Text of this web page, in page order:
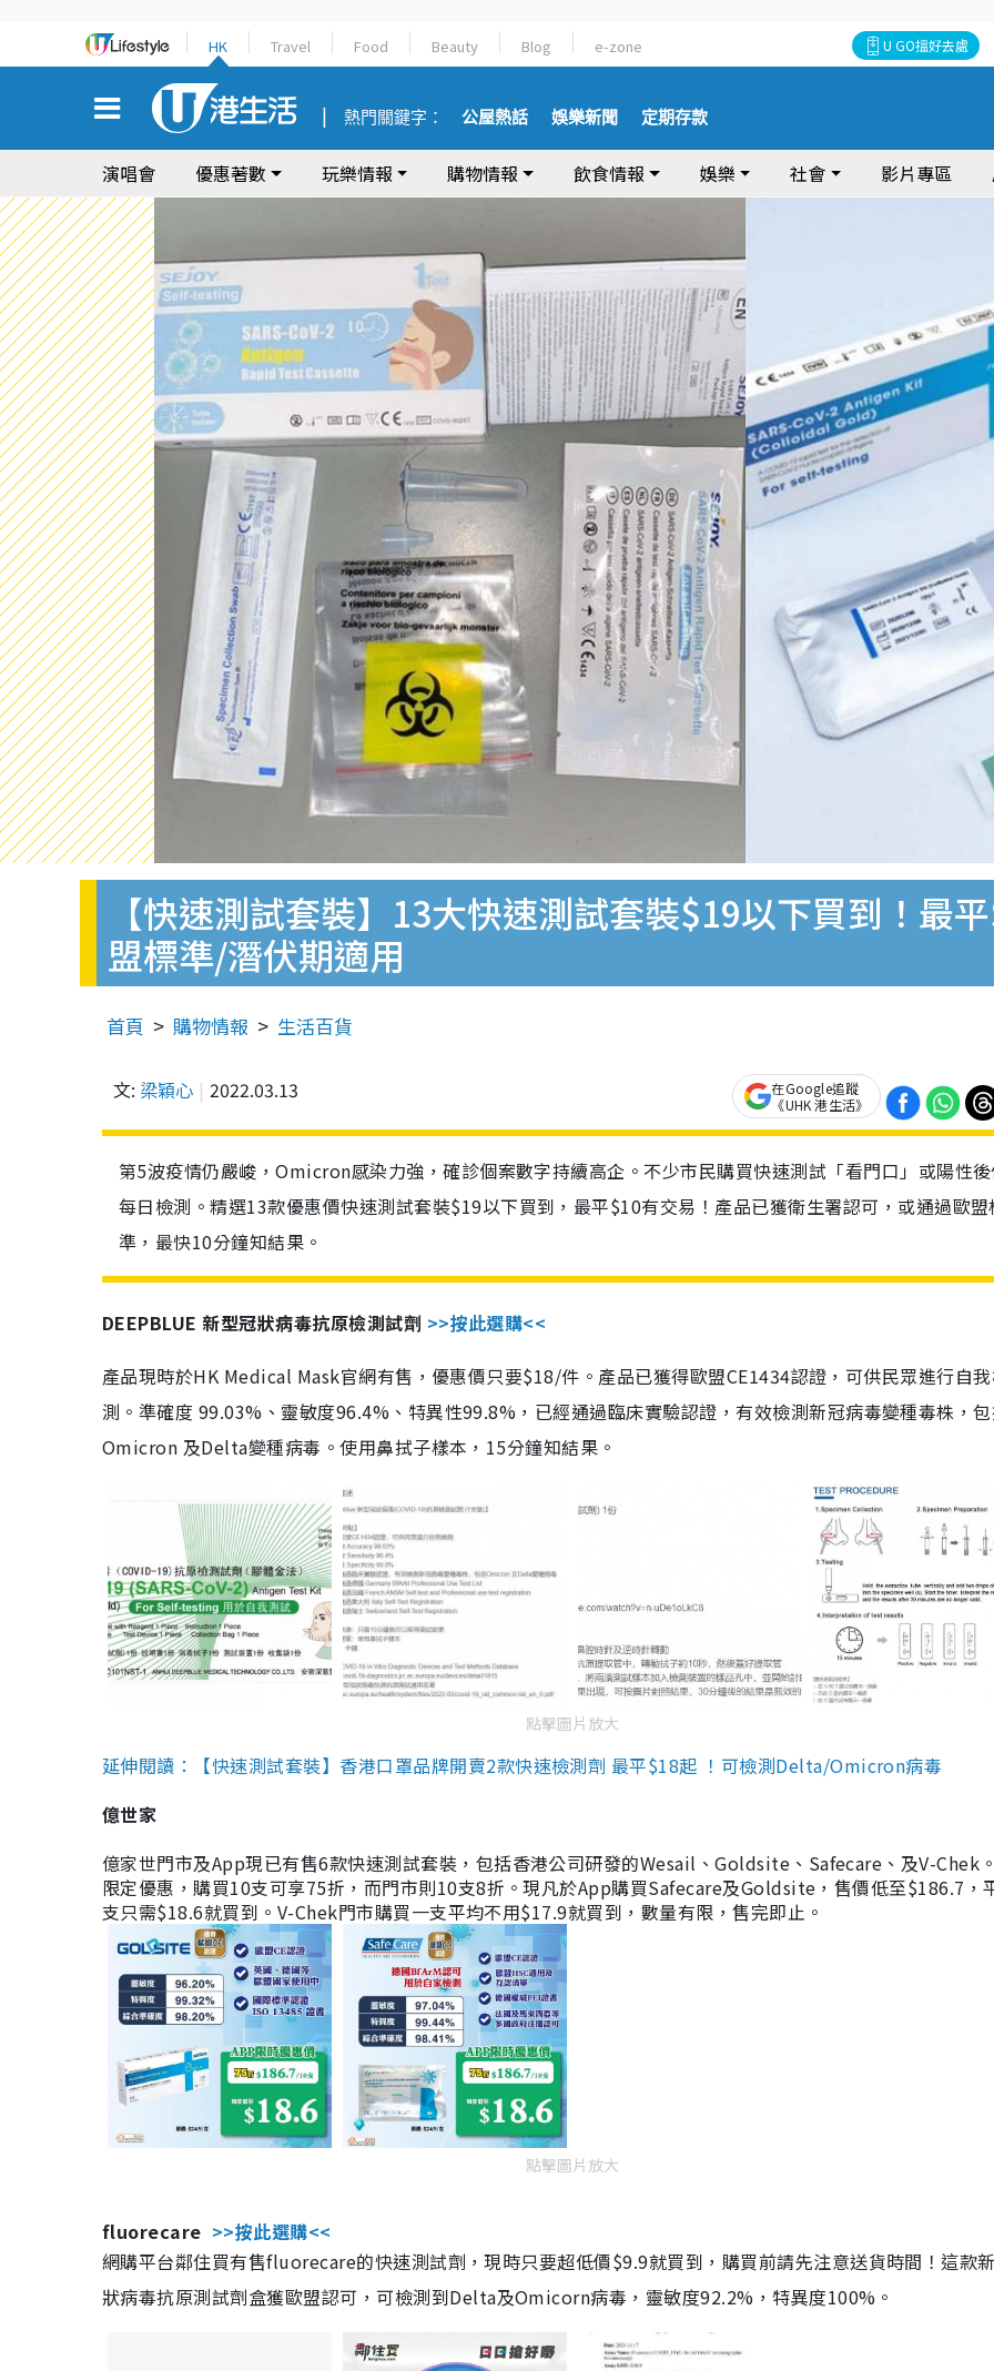
HK Travel Food Beauty Blog e-zone U GO搵好去處
熱門關鍵字： 公屋熱話 娛樂新聞 定期存款
演唱會 優惠著數 玩樂情報 購物情報 飲食情報 娛樂 社會 影片專區
【快速測試套裝】13大快速測試套裝$19以下買到！最
盟標準/潛伏期適用
首頁 購物情報 生活百貨
文: 梁穎心 2022.03.13
在Google追蹤
《UHK 港生活》
第5波疫情仍嚴峻，Omicron感染力強，確診個案數字持續高企。不少市民購買快速測試「看門口」或陽性
每日檢測。精選13款優惠價快速測試套裝$19以下買到，最平$10有交易！產品已獲衛生署認可，或通過歐盟
準，最快10分鐘知結果。
DEEPBLUE 新型冠狀病毒抗原檢測試劑 >>按此選購<<
產品現時於HK Medical Mask官網有售，優惠價只要$18/件。產品已獲得歐盟CE1434認證，可供民眾進行自
測。準確度 99.03%、靈敏度96.4%、特異性99.8%，已經通過臨床實驗認證，有效檢測新冠病毒變種毒株，
Omicron 及Delta變種病毒。使用鼻拭子樣本，15分鐘知結果。
點擊圖片放大
延伸閱讀：【快速測試套裝】香港口罩品牌開賣2款快速檢測劑 最平$18起 ！可檢測Delta/Omicron病毒
億世家
億家世門市及App現已有售6款快速測試套裝，包括香港公司研發的Wesail、Goldsite、Safecare、及V-Chek
限定優惠，購買10支可享75折，而門市則10支8折。現凡於App購買Safecare及Goldsite，售價低至$186.7，
支只需$18.6就買到。V-Chek門市購買一支平均不用$17.9就買到，數量有限，售完即止。
點擊圖片放大
fluorecare >>按此選購<<
網購平台鄰住買有售fluorecare的快速測試劑，現時只要超低價$9.9就買到，購買前請先注意送貨時間！這款
狀病毒抗原測試劑盒獲歐盟認可，可檢測到Delta及Omicorn病毒，靈敏度92.2%，特異度100%。